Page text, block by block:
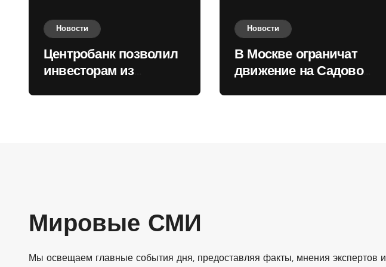
Новости
Центробанк позволил
инвесторам из
Новости
В Москве ограничат
движение на Садовом
Мировые СМИ
Мы освещаем главные события дня, предоставляя факты, мнения экспертов и